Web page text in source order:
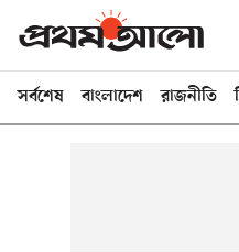
সর্বশেষ বাংলাদেশ রাজনীতি